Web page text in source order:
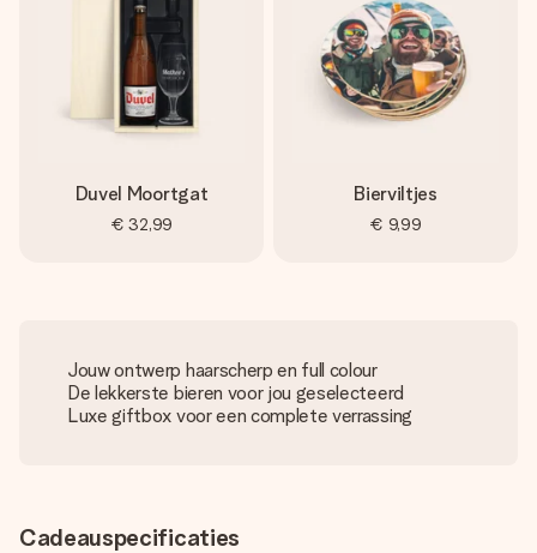
Duvel Moortgat
€ 32,99
Bierviltjes
€ 9,99
Jouw ontwerp haarscherp en full colour
De lekkerste bieren voor jou geselecteerd
Luxe giftbox voor een complete verrassing
Cadeauspecificaties